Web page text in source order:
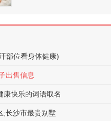
部位看身体健康)
出售信息
康快乐的词语取名
;长沙市最贵别墅